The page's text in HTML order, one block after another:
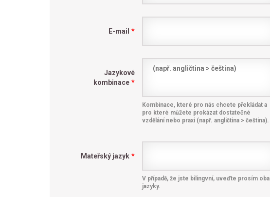
E-mail *
Jazykové
kombinace *
Kombinace, které pro nás chcete překládat a
pro které můžete prokázat dostatečné
vzdělání nebo praxi (např. angličtina > čeština).
Mateřský jazyk *
V případě, že jste bilingvní, uveďte prosím oba
jazyky.